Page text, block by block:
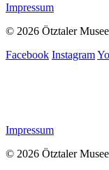
Impressum
© 2026 Ötztaler
Facebook Instagram
Impressum
© 2026 Ötztaler